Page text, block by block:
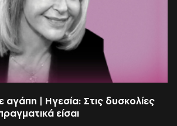
| Ηγεσία: Στις δυσκολίες
είσαι